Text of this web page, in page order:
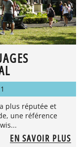
plus réputée et
une référence
EN SAVOIR PLUS